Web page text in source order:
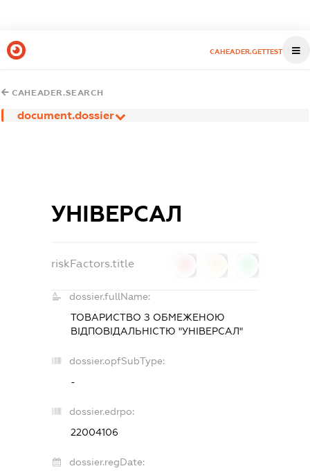
CAHEADER.GETTEST
CAHEADER.SEARCH
document.dossier
УНІВЕРСАЛ
riskFactors.title
dossier.fullName:
ТОВАРИСТВО З ОБМЕЖЕНОЮ
ВІДПОВІДАЛЬНІСТЮ "УНІВЕРСАЛ"
dossier.opfSubType:
-
dossier.edrpo:
22004106
dossier.regDate: